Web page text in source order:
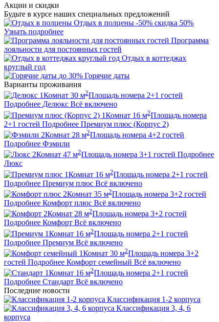
Акции и скидки
Будьте в курсе наших специальных предложений
Отдых в полцены -50% скидка 50%
Узнать подробнее
Программа
лояльности для постоянных гостей
Отдых в коттеджах
круглый год
до 30% Горячие даты
Варианты проживания
1Комнат 30 м2Площадь номера 2+1 гостей
Подробнее Делюкс Всё включено
1Комнат 16 м2Площадь номера
2+1 гостей Подробнее Премиум плюс (Корпус 2)
2Комнат 28 м2Площадь номера 4+2 гостей
Подробнее Фэмили
2Комнат 47 м2Площадь номера 3+1 гостей Подробнее
Люкс
1Комнат 16 м2Площадь номера 2+1 гостей
Подробнее Премиум плюс Всё включено
2Комнат 35 м2Площадь номера 3+2 гостей
Подробнее Комфорт плюс Всё включено
2Комнат 28 м2Площадь номера 3+2 гостей
Подробнее Комфорт Всё включено
1Комнат 16 м2Площадь номера 2+1 гостей
Подробнее Премиум Всё включено
1Комнат 30 м2Площадь номера 3+2
гостей Подробнее Комфорт семейный Всё включено
1Комнат 16 м2Площадь номера 2+1 гостей
Подробнее Стандарт Всё включено
Последние новости
Классификация 1-2 корпуса
Классификация 3, 4, 6
корпуса